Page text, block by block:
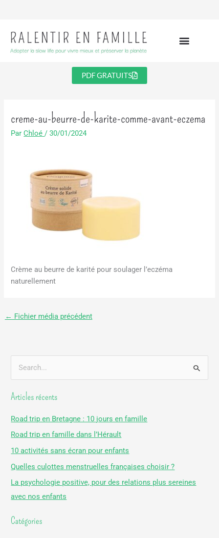
PDF GRATUITS
creme-au-beurre-de-karite-comme-avant-eczema
ParChloé/30/01/2024
Crème au beurre de karité pour soulager l’eczéma
naturellement
← Fichier média précédent
c
r
c
h
e
r
:
Articles récents
Road trip en Bretagne : 10 jours en famille
Road trip en famille dans l’Hérault
10 activités sans écran pour enfants
Quelles culottes menstruelles françaises choisir ?
La psychologie positive, pour des relations plus sereines
avec nos enfants
Catégories